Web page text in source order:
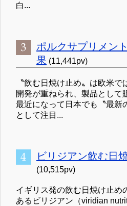
白...
ポルクサプリメン
果 (11,441pv)
〝飲む日焼け止め〟は欧米で
開発が重ねられ、製品として
最近になって日本でも〝最新
として注目...
ビリジアン飲む日
(10,515pv)
イギリス発の飲む日焼け止め
あるビリジアン（viridian